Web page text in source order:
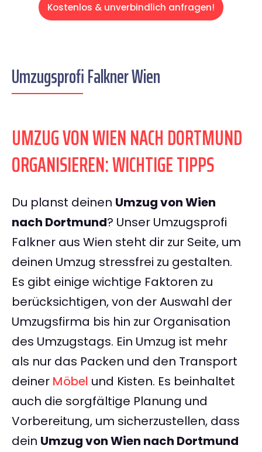
Kostenlos & unverbindlich anfragen!
Umzugsprofi Falkner Wien
UMZUG VON WIEN NACH DORTMUND
ORGANISIEREN: WICHTIGE TIPPS
Du planst deinen Umzug von Wien
nach Dortmund? Unser Umzugsprofi
Falkner aus Wien steht dir zur Seite, um
deinen Umzug stressfrei zu gestalten.
Es gibt einige wichtige Faktoren zu
berücksichtigen, von der Auswahl der
Umzugsfirma bis hin zur Organisation
des Umzugstags. Ein Umzug ist mehr
als nur das Packen und den Transport
deiner Möbel und Kisten. Es beinhaltet
auch die sorgfältige Planung und
Vorbereitung, um sicherzustellen, dass
dein Umzug von Wien nach Dortmund